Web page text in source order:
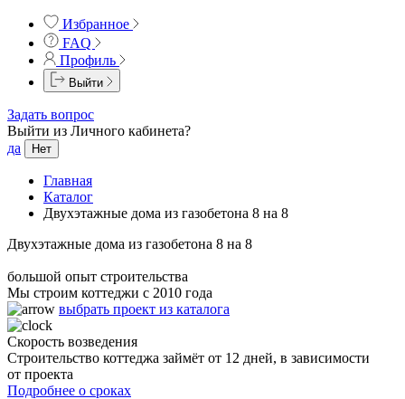
Избранное
FAQ
Профиль
Выйти
Задать вопрос
Выйти из Личного кабинета?
да
Нет
Главная
Каталог
Двухэтажные дома из газобетона 8 на 8
Двухэтажные дома из газобетона 8 на 8
большой опыт строительства
Мы строим коттеджи с 2010 года
выбрать проект из каталога
Скорость возведения
Строительство коттеджа займёт от 12 дней, в зависимости
от проекта
Подробнее о сроках